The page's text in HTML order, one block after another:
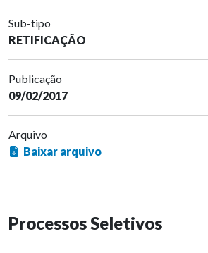
Sub-tipo
RETIFICAÇÃO
Publicação
09/02/2017
Arquivo
Baixar arquivo
Processos Seletivos